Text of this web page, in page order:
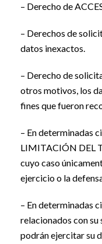
– Derecho de
– Derechos de
datos inexactos.
– Derecho de
otros motivos, los
fines que fueron
– En determinadas
LIMITACIÓN DEL
cuyo caso
ejercicio o la
– En determinadas
relacionados con
podrán ejercitar su